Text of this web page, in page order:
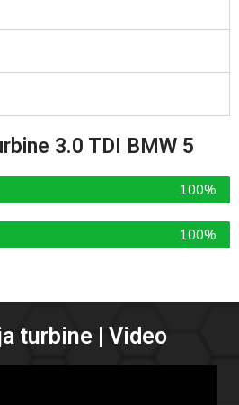
3.0 TDI BMW 5
100%
100%
turbine | Video